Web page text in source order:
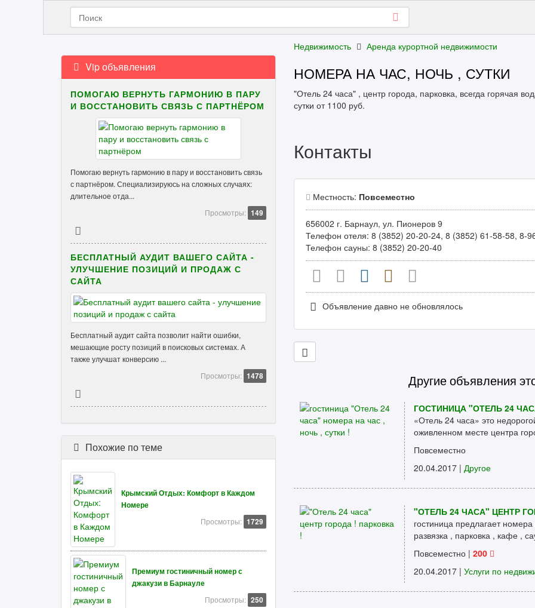
Недвижимость Аренда курортной недвижимости
НОМЕРА НА ЧАС, НОЧЬ , СУТКИ
"Отель 24 часа" , центр города, парковка, всегда горячая
сутки от 1100 руб.
Контакты
Местность: Повсеместно
656002 г. Барнаул, ул. Пионеров 9
Телефон отеля: 8 (3852) 20-20-24, 8 (3852) 61-58-58, 8-
Телефон сауны: 8 (3852) 20-20-40
Объявление давно не обновлялось
Другие объявления
ГОСТИНИЦА "ОТЕЛЬ 24
«Отель 24 часа» это
оживленном месте центра
Повсеместно
20.04.2017 | Другое
"ОТЕЛЬ 24 ЧАСА" ЦЕНТР
гостиница предлагает
развязка , парковка , кафе ,
Повсеместно | 200
20.04.2017 | Услуги по
Vip объявления
ПОМОГАЮ ВЕРНУТЬ ГАРМОНИЮ В ПАРУ
И ВОССТАНОВИТЬ СВЯЗЬ С ПАРТНЁРОМ
Помогаю вернуть гармонию в пару и восстановить связь
с партнёром. Специализируюсь на сложных случаях:
длительное отда...
Просмотры: 149
БЕСПЛАТНЫЙ АУДИТ ВАШЕГО САЙТА -
УЛУЧШЕНИЕ ПОЗИЦИЙ И ПРОДАЖ С
САЙТА
Бесплатный аудит сайта позволит найти ошибки,
мешающие росту позиций в поисковых системах. А
также улучшат конверсию ...
Просмотры: 1478
Похожие по теме
Крымский Отдых: Комфорт в Каждом
Номере
Просмотры: 1729
Премиум гостиничный номер с
джакузи в Барнауле
Просмотры: 250